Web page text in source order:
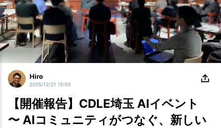
Hiro
2025/12/21 15:53
【開催報告】CDLE埼玉 AIイベント
〜 AIコミュニティがつなぐ、新しい